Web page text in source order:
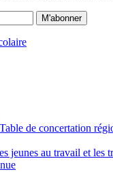
M'abonner
de concertation
jeunes au travail et les